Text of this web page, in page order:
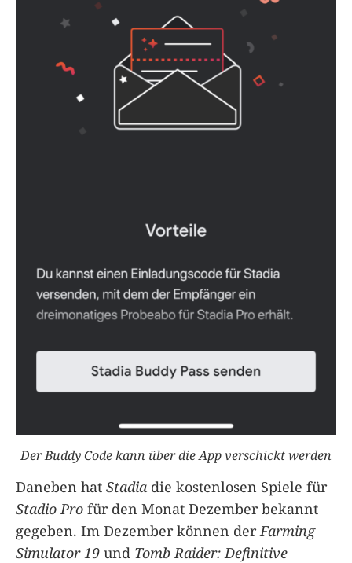
Der Buddy Code kann über die App verschickt werden
Daneben hat Stadia die kostenlosen Spiele für
Stadio Pro für den Monat Dezember bekannt
gegeben. Im Dezember können der Farming
Simulator 19 und Tomb Raider: Definitive